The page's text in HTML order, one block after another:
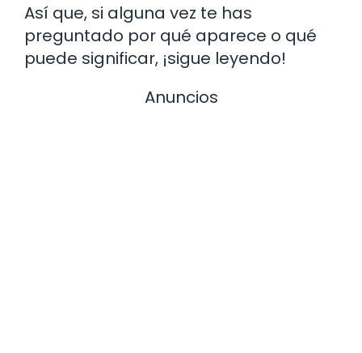
Así que, si alguna vez te has
preguntado por qué aparece o qué
puede significar, ¡sigue leyendo!
Anuncios